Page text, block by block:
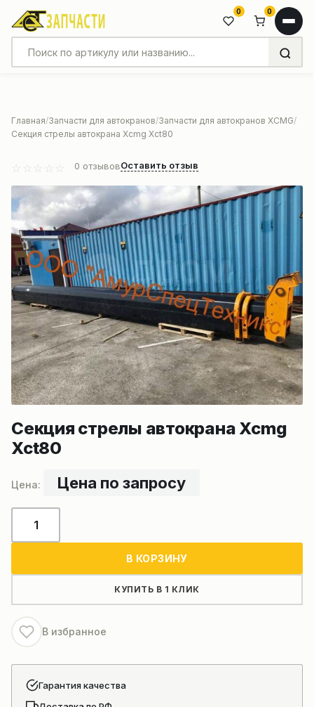
0 0
Главная Запчасти для автокранов Запчасти для автокранов XCMG
Секция стрелы автокрана Xcmg Xct80
0 отзывовОставить отзыв
Секция стрелы автокрана Xcmg
Xct80
Цена по запросу
товара
Xcmg
Xct80
В КОРЗИНУ
КУПИТЬ В 1 КЛИК
В избранное
Гарантия качества